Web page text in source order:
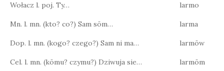
Wołacz l. poj. Ty… larmo
Mn. l. mn. (kto? co?) Sam sōm… larma
Dop. l. mn. (kogo? czego?) Sam ni ma… larmōw
Cel. l. mn. (kōmu? czymu?) Dziwuja sie… larmōm